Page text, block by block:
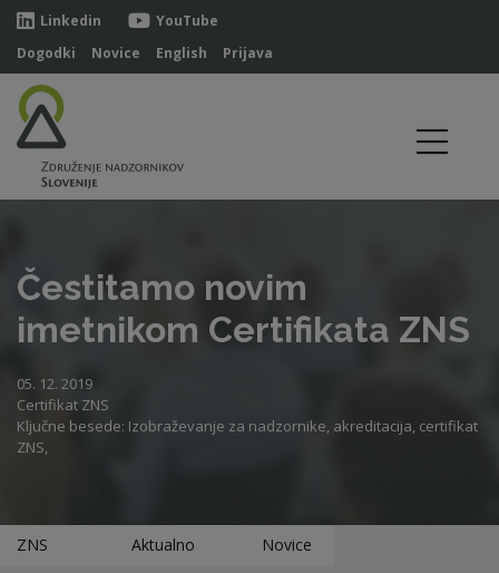
Linkedin
YouTube
Dogodki
Novice English Prijava
Čestitamo novim
imetnikom Certifikata ZNS
05. 12. 2019
Certifikat ZNS
Ključne besede: Izobraževanje za nadzornike, akreditacija, certifikat
ZNS,
ZNS Aktualno
Novice